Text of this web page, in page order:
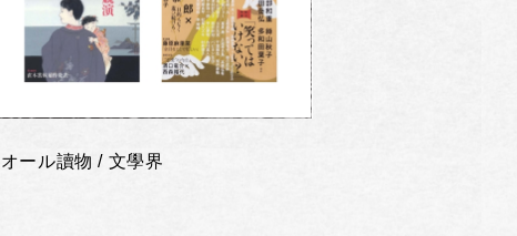
オール讀物 / 文學界